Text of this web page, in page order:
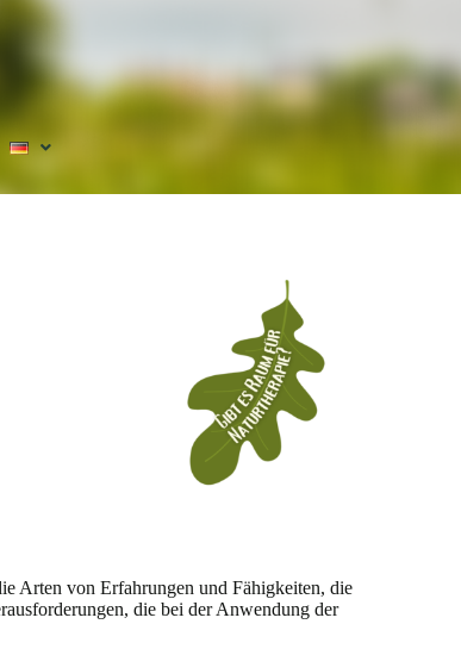
Arten von Erfahrungen und Fähigkeiten, die
die bei der Anwendung der